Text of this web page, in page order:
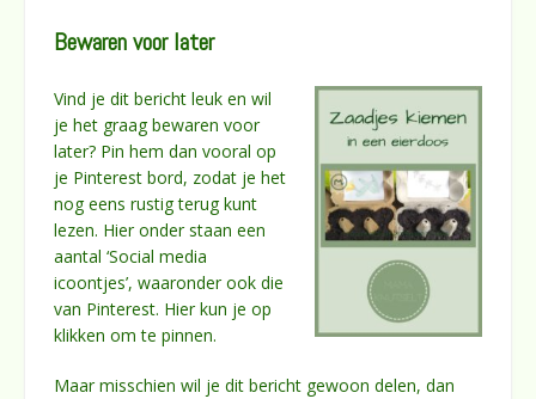
Bewaren voor later
Vind je dit bericht leuk en wil
je het graag bewaren voor
later? Pin hem dan vooral op
je Pinterest bord, zodat je het
nog eens rustig terug kunt
lezen. Hier onder staan een
aantal ‘Social media
icoontjes’, waaronder ook die
van Pinterest. Hier kun je op
klikken om te pinnen.
Maar misschien wil je dit bericht gewoon delen, dan